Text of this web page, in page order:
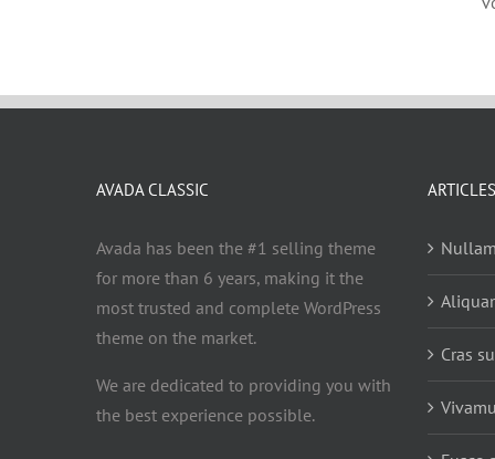
AVADA CLASSIC
Avada has been the #1 selling theme
for more than 6 years, making it the
most trusted and complete WordPress
theme on the market.
We are dedicated to providing you with
the best experience possible.
Cras